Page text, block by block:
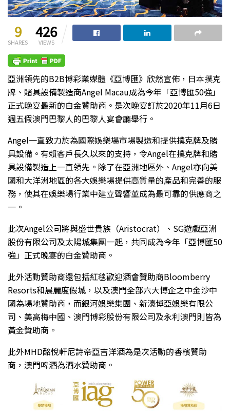
9
SHARES
426
VIEWS
亞洲領先的B2B博彩業媒體《亞博匯》欣然宣佈，日本撲克
牌、賭具設備製造商Angel Macau成為今年「亞博匯50強」
正式晚宴最新的白金贊助商。是次晚宴訂於2020年11月6日
週五假澳門巴黎人的巴黎人宴會廳舉行。
Angel一直致力於為國際娛樂場市場製造和提供撲克牌及賭
具設備。有賴客戶長久以來的支持，令Angel在撲克牌和賭
具設備製造上一直領先。除了在亞洲地區外、Angel亦向美
國和大洋洲地區的各大娛樂場提供高質量的產品和完善的服
務，使其在娛樂場行業中建立聲響並成為最可靠的供應商之
一。
此次Angel公司將與盛世貴族（Aristocrat）、SG遊戲亞洲
股份有限公司及太陽城集團一起，共同成為今年「亞博匯50
強」正式晚宴的白金贊助商。
此外活動贊助商還包括紅毯歡迎酒會贊助商Bloomberry
Resorts和晨麗度假城，以及澳門全部六大博企之中金沙中
國為場地贊助商，而銀河娛樂集團、新濠博亞娛樂有限公
司、美高梅中國、澳門博彩股份有限公司及永利澳門則皆為
黃金贊助商。
此外MHD酩悅軒尼詩帝亞吉洋酒為是次活動的香檳贊助
商，澳門啤酒為酒水贊助商。